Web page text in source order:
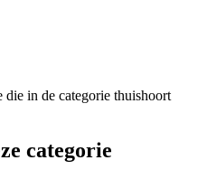
die in de categorie thuishoort
categorie